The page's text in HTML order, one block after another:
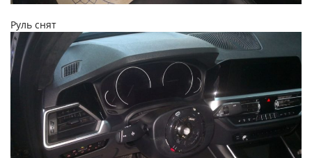
Руль снят